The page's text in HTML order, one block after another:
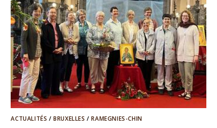
ACTUALITÉS /BRUXELLES /RAMEGNIES-CHIN